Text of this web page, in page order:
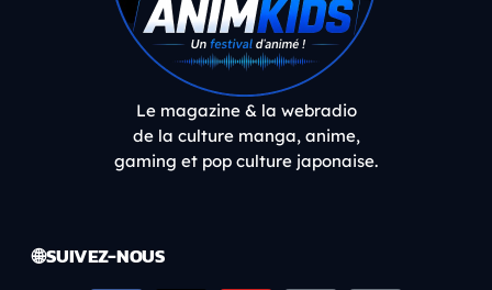
Le magazine & la webradio
de la culture manga, anime,
gaming et pop culture japonaise.
🌐 SUIVEZ-NOUS